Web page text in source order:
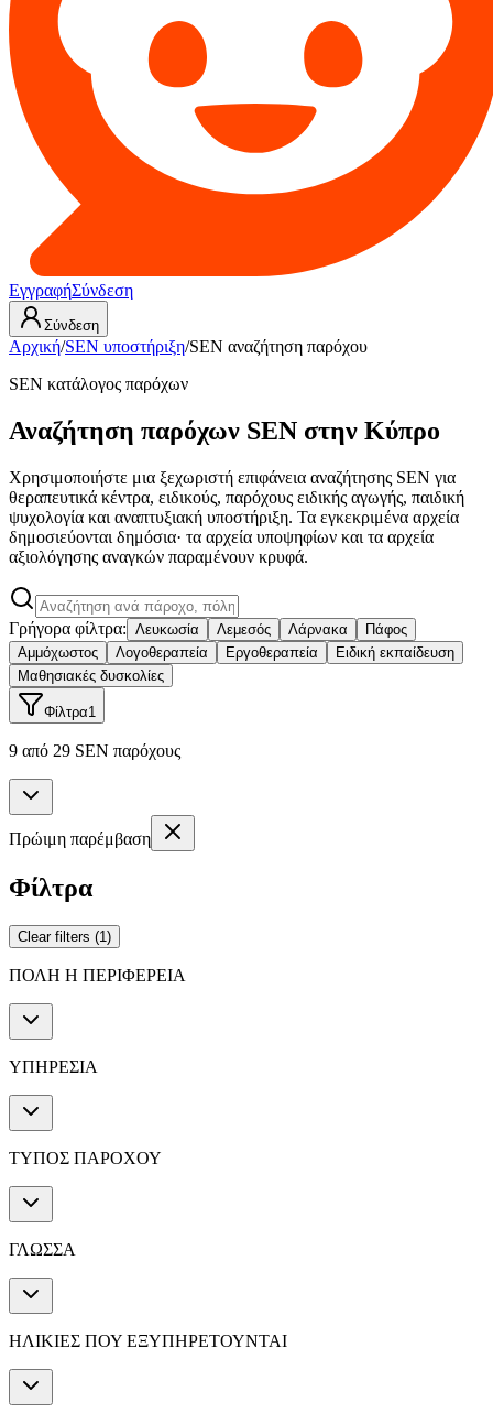
ΕγγραφήΣύνδεση
Σύνδεση
Αρχική/SEN υποστήριξη/SEN αναζήτηση παρόχου
SEN κατάλογος παρόχων
Αναζήτηση παρόχων SEN στην Κύπρο
Χρησιμοποιήστε μια ξεχωριστή επιφάνεια αναζήτησης SEN για
θεραπευτικά κέντρα, ειδικούς, παρόχους ειδικής αγωγής, παιδική
ψυχολογία και αναπτυξιακή υποστήριξη. Τα εγκεκριμένα αρχεία
δημοσιεύονται δημόσια· τα αρχεία υποψηφίων και τα αρχεία
αξιολόγησης αναγκών παραμένουν κρυφά.
Γρήγορα φίλτρα: Λευκωσία Λεμεσός Λάρνακα
Πάφος
Αμμόχωστος
Λογοθεραπεία Εργοθεραπεία
Ειδική εκπαίδευση
Μαθησιακές δυσκολίες
Φίλτρα1
9 από 29 SEN παρόχους
Πρώιμη παρέμβαση
Φίλτρα
Clear filters (1)
ΠΟΛΗ Η ΠΕΡΙΦΕΡΕΙΑ
ΥΠΗΡΕΣΙΑ
ΤΥΠΟΣ ΠΑΡΟΧΟΥ
ΓΛΩΣΣΑ
ΗΛΙΚΙΕΣ ΠΟΥ ΕΞΥΠΗΡΕΤΟΥΝΤΑΙ